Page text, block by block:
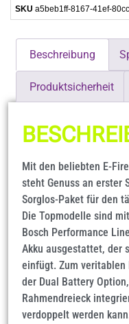
SKU a5beb1ff-8167-41ef-
Beschreibung
Produktsicherheit
Mit den beliebten E-
steht Genuss an erster
Sorglos-Paket für den
Die Topmodelle sind
Bosch Performance
Akku ausgestattet, der
einfügt. Zum veritablen
der Dual Battery
Rahmendreieck
verdoppelt werden